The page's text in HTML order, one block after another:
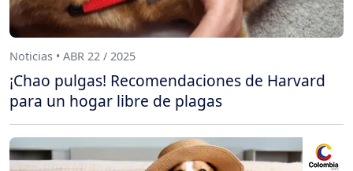
Noticias • ABR 22 / 2025
¡Chao pulgas! Recomendaciones de Harvard
para un hogar libre de plagas